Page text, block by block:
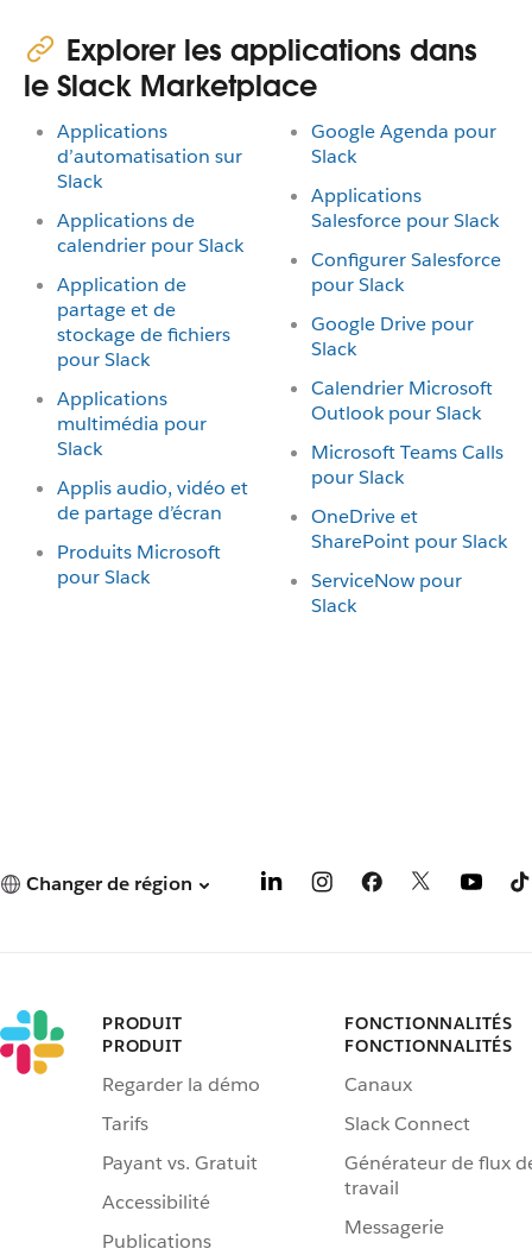
Explorer les applications dans
le Slack Marketplace
Applications
d’automatisation sur
Slack
Applications de
calendrier pour Slack
Application de
partage et de
stockage de fichiers
pour Slack
Applications
multimédia pour
Slack
Applis audio, vidéo et
de partage d’écran
Produits Microsoft
pour Slack
Google Agenda pour
Slack
Applications
Salesforce pour Slack
Configurer Salesforce
pour Slack
Google Drive pour
Slack
Calendrier Microsoft
Outlook pour Slack
Microsoft Teams Calls
pour Slack
OneDrive et
SharePoint pour Slack
ServiceNow pour
Slack
Changer de région
PRODUIT
PRODUIT
Regarder la démo
Tarifs
Payant vs. Gratuit
Accessibilité
Publications
FONCTIONNALITÉS
FONCTIONNALITÉS
Canaux
Slack Connect
Générateur de flux
travail
Messagerie